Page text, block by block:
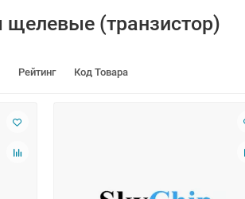
щелевые (транзистор)
Рейтинг Код Товара